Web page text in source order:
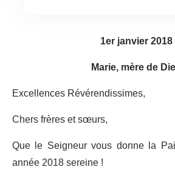
1er janvier 2018
Marie, mère de
Excellences Révérendissimes,
Chers frères et sœurs,
Que le Seigneur vous donne la
année 2018 sereine !